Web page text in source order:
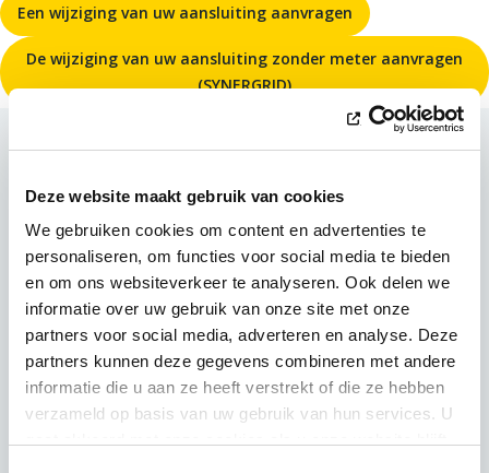
Deze website maakt gebruik van cookies
We gebruiken cookies om content en advertenties te
personaliseren, om functies voor social media te bieden
en om ons websiteverkeer te analyseren. Ook delen we
informatie over uw gebruik van onze site met onze
partners voor social media, adverteren en analyse. Deze
partners kunnen deze gegevens combineren met andere
informatie die u aan ze heeft verstrekt of die ze hebben
verzameld op basis van uw gebruik van hun services. U
Een wijziging van uw aansluiting aanvragen
De wijziging van uw aansluiting zonder meter aanvragen
(SYNERGRID)